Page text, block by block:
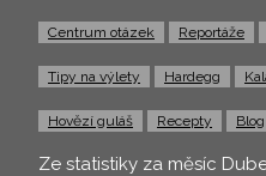
Centrum otázek Reportáže
Tipy na výlety Hardegg
Hovězí guláš Recepty Blog
Ze statistiky za měsíc